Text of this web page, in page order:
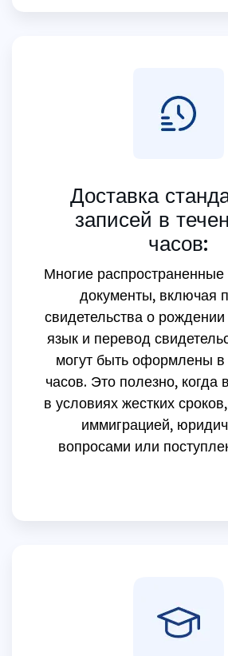
Доставка
записей в
часов:
Многие распространенные
документы, включая
свидетельства о
язык и перевод
могут быть оформлены в
часов. Это полезно, когда
в условиях жестких
иммиграцией,
вопросами или